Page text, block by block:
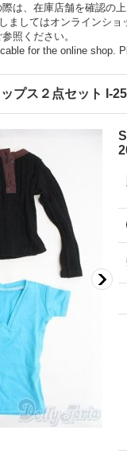
は、在庫店舗を確認の上
ましてはオンラインショ
照ください。
for the online shop.
プス２点セット I-